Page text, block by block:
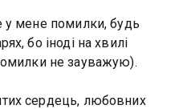
у мене помилки, будь
бо іноді на хвилі
не зауважую).
сердець, любовних